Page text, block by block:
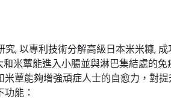
, 以專利技術分解高級日本米米糠,
米蕈能進入小腸並與淋巴集結處的免
蕈能夠增強頑症人士的自愈力，對
能：